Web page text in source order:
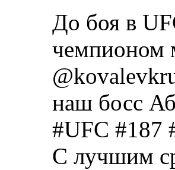
До боя в
чемпионом
наш босс
‪#‎UFC‬ #187
С лучшим